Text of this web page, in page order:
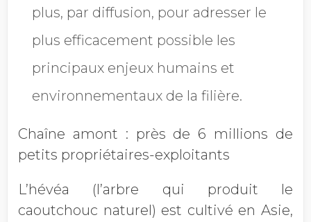
plus, par diffusion, pour adresser le
plus efficacement possible les
principaux enjeux humains et
environnementaux de la filière.
Chaîne amont : près de 6 millions de
petits propriétaires-exploitants
L’hévéa (l’arbre qui produit le
caoutchouc naturel) est cultivé en Asie,